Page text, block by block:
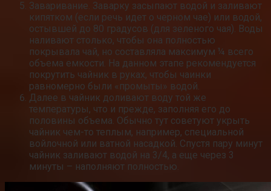
Заваривание. Заварку засыпают водой и заливают
кипятком (если речь идет о черном чае) или водой,
остывшей до 80 градусов (для зеленого чая). Воды
наливают столько, чтобы она полностью
покрывала чай, но составляла максимум ¼ всего
объема емкости. На данном этапе рекомендуется
покрутить чайник в руках, чтобы чаинки
равномерно были «промыты» водой.
Далее в чайник доливают воду той же
температуры, что и прежде, заполняя его до
половины объема. Обычно тут советуют укрыть
чайник чем-то теплым, например, специальной
войлочной или ватной насадкой. Спустя пару минут
чайник заливают водой на 3/4, а еще через 3
минуты – наполняют полностью.